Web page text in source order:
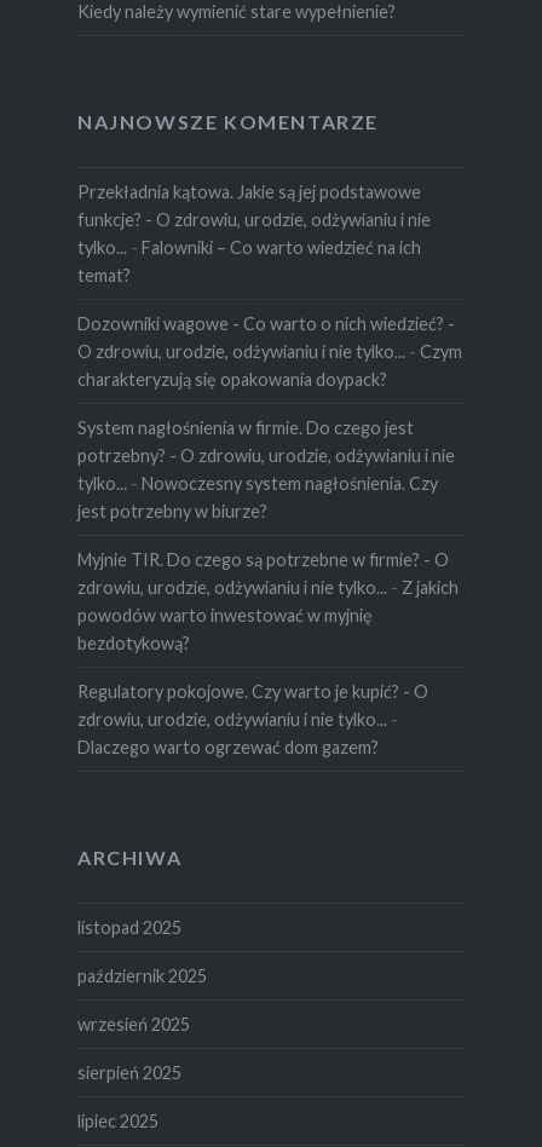
Kiedy należy wymienić stare wypełnienie?
NAJNOWSZE KOMENTARZE
Przekładnia kątowa. Jakie są jej podstawowe
funkcje? - O zdrowiu, urodzie, odżywianiu i nie
tylko... - Falowniki – Co warto wiedzieć na ich
temat?
Dozowniki wagowe - Co warto o nich wiedzieć? -
O zdrowiu, urodzie, odżywianiu i nie tylko... - Czym
charakteryzują się opakowania doypack?
System nagłośnienia w firmie. Do czego jest
potrzebny? - O zdrowiu, urodzie, odżywianiu i nie
tylko... - Nowoczesny system nagłośnienia. Czy
jest potrzebny w biurze?
Myjnie TIR. Do czego są potrzebne w firmie? - O
zdrowiu, urodzie, odżywianiu i nie tylko... - Z jakich
powodów warto inwestować w myjnię
bezdotykową?
Regulatory pokojowe. Czy warto je kupić? - O
zdrowiu, urodzie, odżywianiu i nie tylko... -
Dlaczego warto ogrzewać dom gazem?
ARCHIWA
listopad 2025
październik 2025
wrzesień 2025
sierpień 2025
lipiec 2025